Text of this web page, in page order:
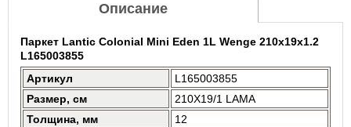
Описание
Паркет Lantic Colonial Mini Eden 1L Wenge 210x19x1.2
L165003855
Артикул
L165003855
Размер, см
210X19/1 LAMA
Толщина, мм
12